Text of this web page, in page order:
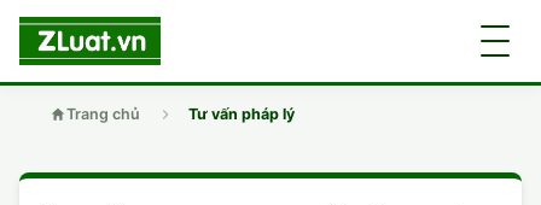
Trang chủ Tư vấn pháp lý